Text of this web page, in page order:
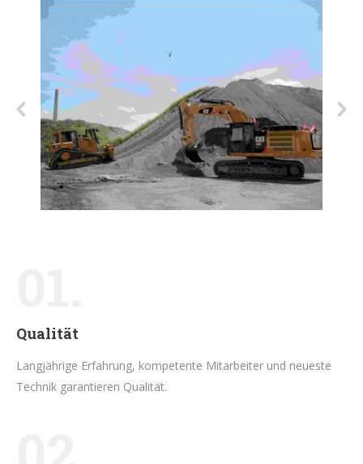
Qualität
Langjährige Erfahrung, kompetente Mitarbeiter und neueste
Technik garantieren Qualität.